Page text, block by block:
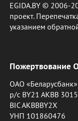
EGIDA.BY © 2006-
проект.
указанием
Пожертвование
ОАО
р/с BY21 AKBB
BIC AKBBBY2X
УНП 101860476